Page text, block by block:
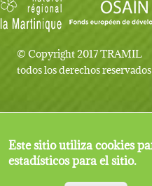
© Copyright 2017 TRAMIL
todos los derechos reservados
Este sitio utiliza cookies
estadísticos para el sitio.